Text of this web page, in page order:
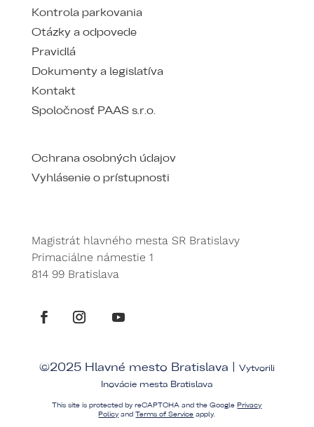
Kontrola parkovania
Otázky a odpovede
Pravidlá
Dokumenty a legislatíva
Kontakt
Spoločnosť PAAS s.r.o.
Ochrana osobných údajov
Vyhlásenie o prístupnosti
Magistrát hlavného mesta SR Bratislavy
Primaciálne námestie 1
814 99 Bratislava
©2025 Hlavné mesto Bratislava |
Vytvorili
Inovácie mesta Bratislava
This site is protected by reCAPTCHA and the Google Privacy
Policy andTerms of Service apply.